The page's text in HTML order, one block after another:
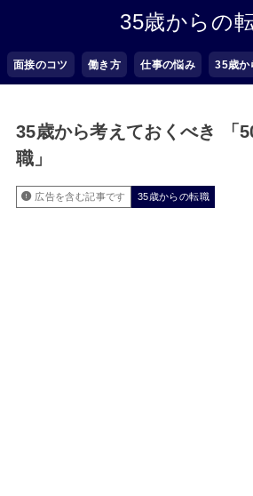
35歳からの
面接のコツ 働き方 仕事の悩み 35歳か
35歳から考えておくべき 「
職」
広告を含む記事です 35歳からの転職